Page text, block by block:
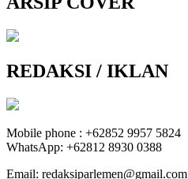
REDAKSI / IKLAN
Mobile phone : +62852 9957 5824
WhatsApp: +62812 8930 0388
Email: redaksiparlemen@gmail.com